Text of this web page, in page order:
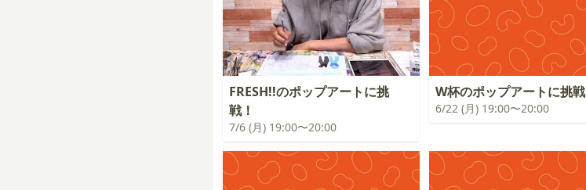
FRESH!!のポップアートに挑
戦！
7/6 (月) 19:00〜20:00
W杯のポップアートに挑戦
6/22 (月) 19:00〜20:00